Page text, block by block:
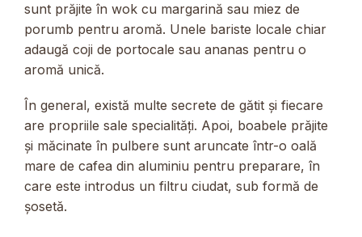
sunt prăjite în wok cu margarină sau miez de
porumb pentru aromă. Unele bariste locale chiar
adaugă coji de portocale sau ananas pentru o
aromă unică.
În general, există multe secrete de gătit și fiecare
are propriile sale specialități. Apoi, boabele prăjite
și măcinate în pulbere sunt aruncate într-o oală
mare de cafea din aluminiu pentru preparare, în
care este introdus un filtru ciudat, sub formă de
șosetă.